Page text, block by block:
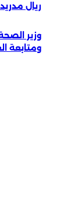
ريال
وزير
ومتابعة